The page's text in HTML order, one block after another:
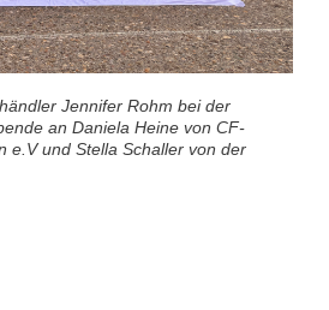
Jennifer Rohm bei der
an Daniela Heine von CF-
e.V und Stella Schaller von der